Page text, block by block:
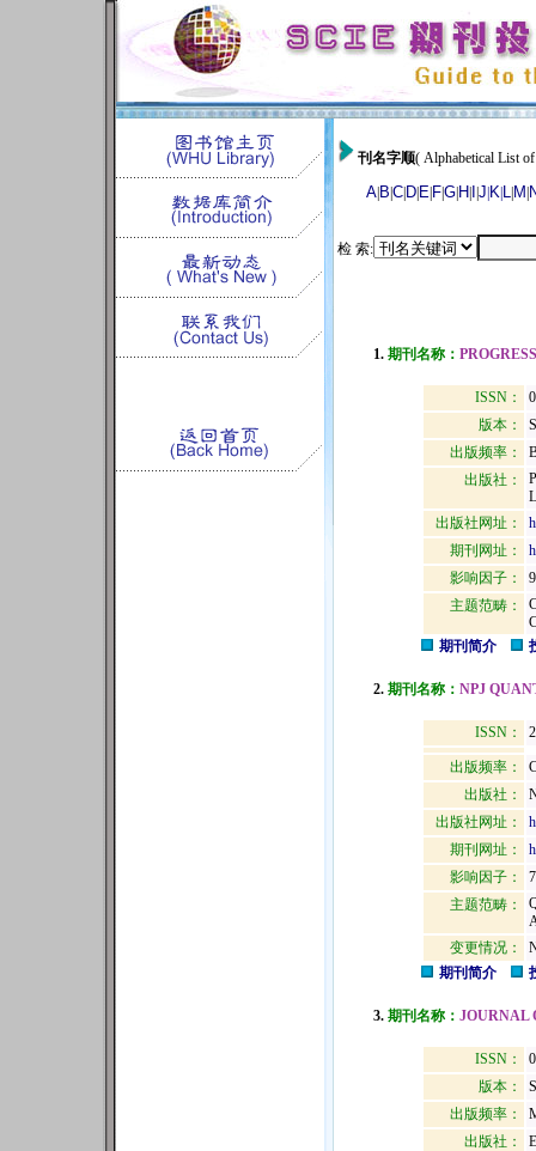
刊名字顺( Alphabetical List
A B C D E FG H J K L M
检 索:
1. 期刊名称：
ISSN：
版本：
出版频率：
出版社：
出版社网址：
期刊网址：
影响因子：
主题范畴：
期刊简介
2. 期刊名称： NPJ
ISSN：
出版频率：
出版社：
出版社网址：
期刊网址：
影响因子：
主题范畴：
变更情况：
期刊简介
3. 期刊名称： JOURNAL
ISSN：
版本：
出版频率：
出版社：